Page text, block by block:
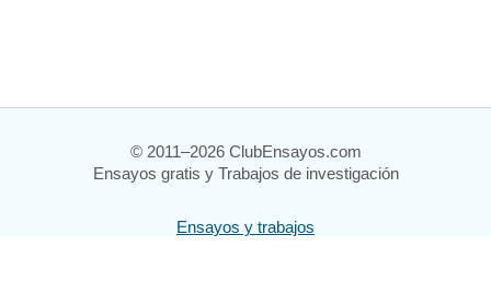
© 2011–2026 ClubEnsayos.com
Ensayos gratis y Trabajos de investigación
Ensayos y trabajos